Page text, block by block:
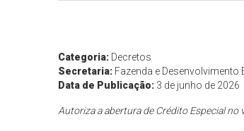
Categoria: Decretos
Secretaria: Fazenda e
Data de Publicação: 3 de junho de 2026
Autoriza a abertura de Crédito Especial